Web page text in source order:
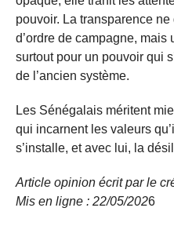
pouvoir. La transparence
d’ordre de campagne,
surtout pour un pouvoir qui
de l’ancien système.
Les Sénégalais méritent
qui incarnent les valeurs
s’installe, et avec lui, la
Article opinion écrit par le
Mis en ligne : 22/05/2026